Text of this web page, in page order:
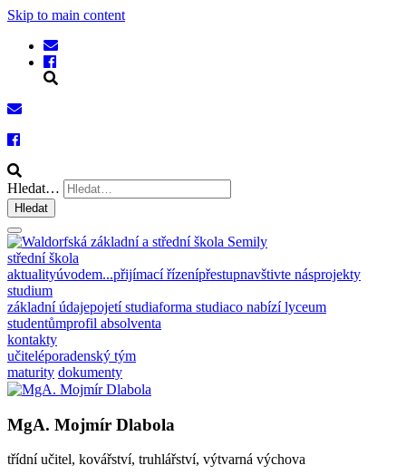
Skip to main content
Hledat…
Hledat
střední škola
aktualityúvodem...přijímací řízenípřestupnavštivte násprojekty
studium
základní údajepojetí studiaforma studiaco nabízí lyceum
studentůmprofil absolventa
kontakty
učiteléporadenský tým
maturity dokumenty
MgA. Mojmír Dlabola
třídní učitel, kovářství, truhlářství, výtvarná výchova